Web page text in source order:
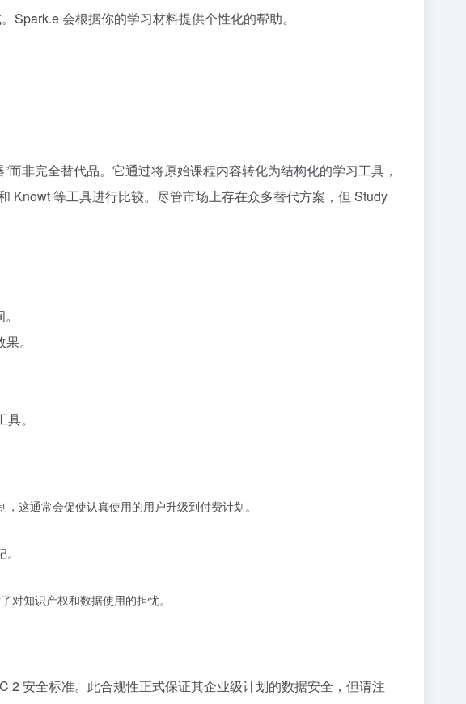
Spark.e 会根据你的学习材料提供个性化的帮助。
非完全替代品。它通过将原始课程内容转化为结构化的学习工具，
Knowt 等工具进行比较。尽管市场上存在众多替代方案，但 Study
。
。
这通常会促使认真使用的用户升级到付费计划。
对知识产权和数据使用的担忧。
2 安全标准。此合规性正式保证其企业级计划的数据安全，但请注